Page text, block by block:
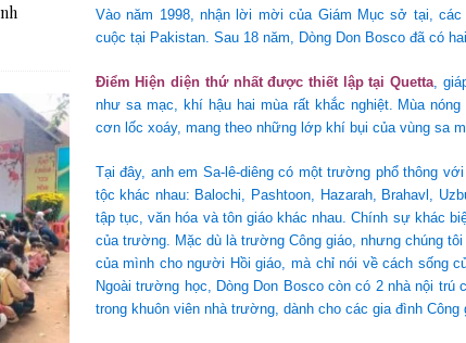
Vào năm 1998, nhận lời mời của Giám Mục sở tại,
cuộc tại Pakistan. Sau 18 năm, Dòng Don Bosco đã có
Điểm Hiện diện thứ nhất được thiết lập tại Quetta ,
như sa mạc, khí hậu hai mùa rất khắc nghiệt. Mùa
cơn lốc xoáy, mang theo những lớp khí bụi của vùng sa
Tại đây, anh em Sa-lê-diêng có một trường phổ thông
tộc khác nhau: Balochi, Pashtoon, Hazarah, Brahavl,
tập tục, văn hóa và tôn giáo khác nhau. Chính sự khác
của trường. Mặc dù là trường Công giáo, nhưng chúng
của mình cho người Hồi giáo, mà chỉ nói về cách sống
Ngoài trường học, Dòng Don Bosco còn có 2 nhà nội trú
trong khuôn viên nhà trường, dành cho các gia đình Công